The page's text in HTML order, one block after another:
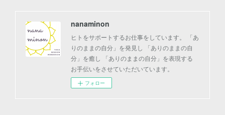
nanaminon
ヒトをサポートするお仕事をしています。 「あ
りのままの自分」を発見し 「ありのままの自
分」を癒し 「ありのままの自分」を表現する
お手伝いをさせていただいています。
フォロー